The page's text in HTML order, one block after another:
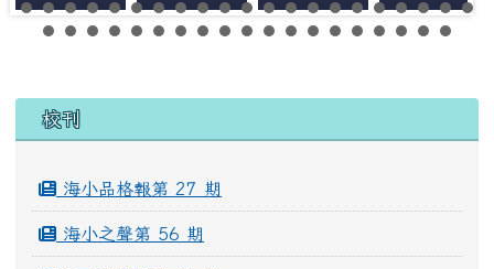
左邊區域內容
校刊
海小品格報第 27 期
海小之聲第 56 期